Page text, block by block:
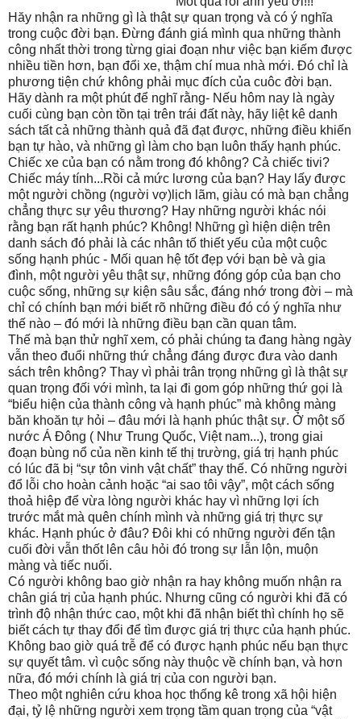
Hăy nhận ra những gì là thật sự quan trọng và có ý nghĩa
trong cuộc đời bạn. Đừng đánh giá mình qua những thành
công nhất thời trong từng giai đoạn như việc bạn kiếm được
nhiều tiền hơn, bạn đổi xe, thậm chí mua nhà mới. Đó chỉ là
phương tiện chứ không phải mục đích của cuôc đời bạn.
Hãy dành ra một phút để nghĩ rằng- Nếu hôm nay là ngày
cuối cùng bạn còn tồn tại trên trái đất này, hãy liệt kê danh
sách tất cả những thành quả đã đạt được, những điều khiến
bạn tự hào, và những gì làm cho bạn luôn thấy hạnh phúc.
Chiếc xe của bạn có nằm trong đó không? Cả chiếc tivi?
Chiếc máy tính...Rồi cả mức lương của bạn? Hay lấy được
một người chồng (người vợ)lịch lãm, giàu có mà bạn chẳng
chẳng thực sự yêu thương? Hay những người khác nói
rằng bạn rất hạnh phúc? Không! Những gì hiện diện trên
danh sách đó phải là các nhân tố thiết yếu của một cuộc
sống hạnh phúc - Mối quan hệ tốt đẹp với bạn bè và gia
đình, một người yêu thật sự, những đóng góp của bạn cho
cuộc sống, những sự kiện sâu sắc, đáng nhớ trong đời – mà
chỉ có chính bạn mới biết rõ những điều đó có ý nghĩa như
thế nào – đó mới là những điều bạn cần quan tâm.
Thế mà bạn thử nghĩ xem, có phải chúng ta đang hàng ngày
vẫn theo đuổi những thứ chẳng đáng được đưa vào danh
sách trên không? Thay vì phải trân trọng những gì là thật sự
quan trọng đối với mình, ta lại đi gom góp những thứ gọi là
“biểu hiện của thành công và hạnh phúc” mà không màng
băn khoăn tự hỏi – đâu mới là hạnh phúc thật sự. Ở một số
nước Á Đông ( Như Trung Quốc, Việt nam...), trong giai
đoạn bùng nổ của nền kinh tế thị trường, giá trị hạnh phúc
có lúc đã bị “sự tôn vinh vật chất” thay thế. Có những người
đổ lỗi cho hoàn cảnh hoặc “ai sao tôi vậy”, một cách sống
thoả hiệp để vừa lòng người khác hay vì những lợi ích
trước mắt mà quên chính mình và những giá trị thực sự
khác. Hạnh phúc ở đâu? Đôi khi có những người đến tận
cuối đời vẫn thốt lên câu hỏi đó trong sự lẫn lộn, muộn
màng và tiếc nuối.
Có người không bao giờ nhận ra hay không muốn nhận ra
chân giá trị của hạnh phúc. Nhưng cũng có người khi đã có
trình độ nhận thức cao, một khi đã nhận biết thì chính họ sẽ
biết cách tự thay đổi để tìm được giá trị thực của hạnh phúc.
Không bao giờ quá trễ để có được hạnh phúc nếu bạn thực
sự quyết tâm. vì cuộc sống này thuộc về chính bạn, và hơn
nữa, đó mới chính là giá trị của con người bạn.
Theo một nghiên cứu khoa học thống kê trong xã hội hiện
đại, tỷ lệ những người xem trọng tầm quan trọng của “vật